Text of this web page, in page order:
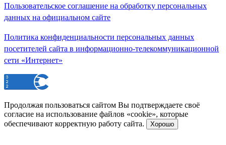
Пользовательское соглашение на обработку персональных
данных на официальном сайте
Политика конфиденциальности персональных данных
посетителей сайта в информационно-телекоммуникационной
сети «Интернет»
Продолжая пользоваться сайтом Вы подтверждаете своё
согласие на использование файлов «cookie», которые
обеспечивают корректную работу сайта.
Хорошо